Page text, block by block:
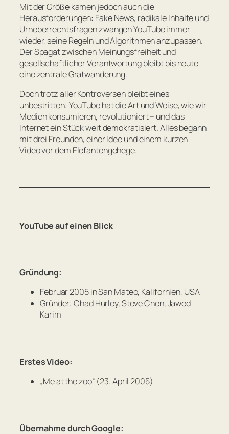
Mit der Größe kamen jedoch auch die
Herausforderungen: Fake News, radikale Inhalte und
Urheberrechtsfragen zwangen YouTube immer
wieder, seine Regeln und Algorithmen anzupassen.
Der Spagat zwischen Meinungsfreiheit und
gesellschaftlicher Verantwortung bleibt bis heute
eine zentrale Gratwanderung.
Doch trotz aller Kontroversen bleibt eines
unbestritten: YouTube hat die Art und Weise, wie wir
Medien konsumieren, revolutioniert – und das
Internet ein Stück weit demokratisiert. Alles begann
mit drei Freunden, einer Idee und einem kurzen
Video vor dem Elefantengehege.
YouTube auf einen Blick
Gründung:
Februar 2005 in San Mateo, Kalifornien, USA
Gründer: Chad Hurley, Steve Chen, Jawed
Karim
Erstes Video:
„Me at the zoo“ (23. April 2005)
Übernahme durch Google: